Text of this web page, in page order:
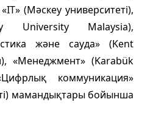
(Мәскеу университеті),
University Malaysia),
және сауда» (Kent
«Менеджмент» (Karabük
коммуникация»
мамандықтары бойынша